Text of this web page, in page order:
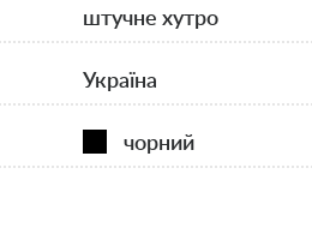
штучне хутро
Україна
чорний